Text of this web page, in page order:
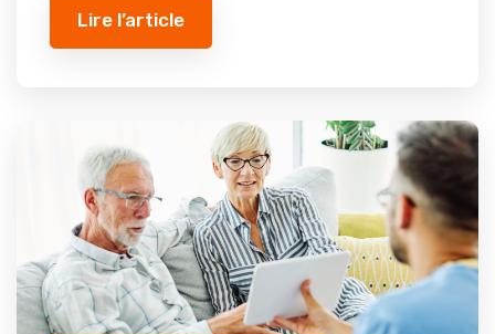
Lire l’article